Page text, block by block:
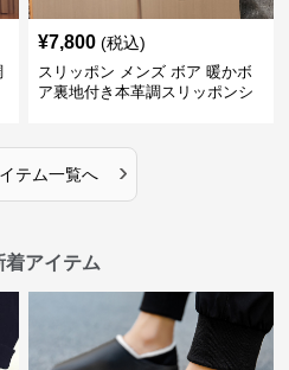
¥7,800 (税込)
スリッポン メンズ ボア 暖かボ
ア裏地付き本革調スリッポンシ
テム一覧へ ›
着アイテム